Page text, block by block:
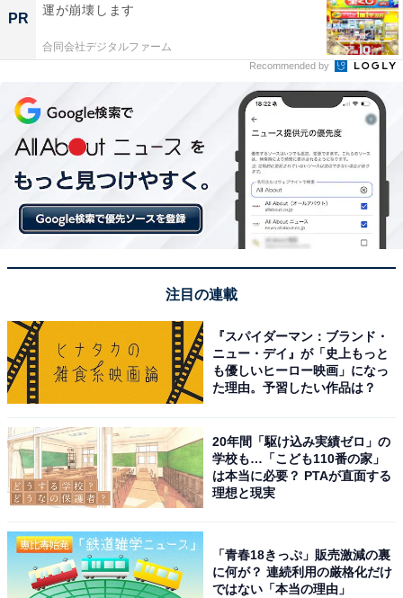
のスカートを合わせることで、チェック柄が引き立ちま
す。足元はタイツにスニーカーで崩すことも可能です。
ニット帽など小物でアウトドアな雰囲気を足してあげて
もカワイイでしょう。週末のオープンカフェに似合う1
着です。
プリントボアフリースフルジップパーカ（長袖）／ユ
ニクロ 4990円（税抜）
2. 普段使いしやすい！ 気分アガる1990円トップス
PR
運が崩壊します
合同会社デジタルファーム
Recommended by
注目の連載
『スパイダーマン：ブランド・
ニュー・デイ』が「史上もっと
も優しいヒーロー映画」になっ
た理由。予習したい作品は？
20年間「駆け込み実績ゼロ」の
学校も…「こども110番の家」
は本当に必要？ PTAが直面する
理想と現実
「青春18きっぷ」販売激減の裏
に何が？ 連続利用の厳格化だけ
ではない「本当の理由」